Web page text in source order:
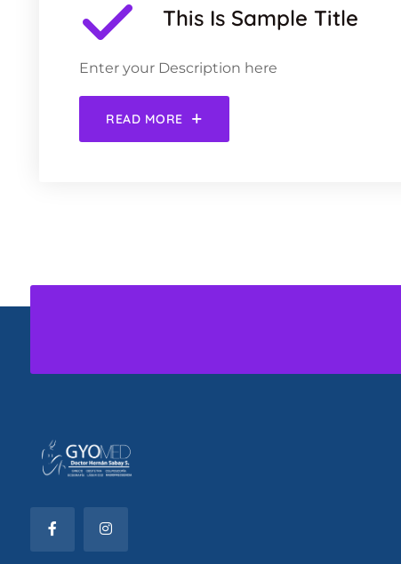
This Is Sample Title
Enter your Description here
READ MORE